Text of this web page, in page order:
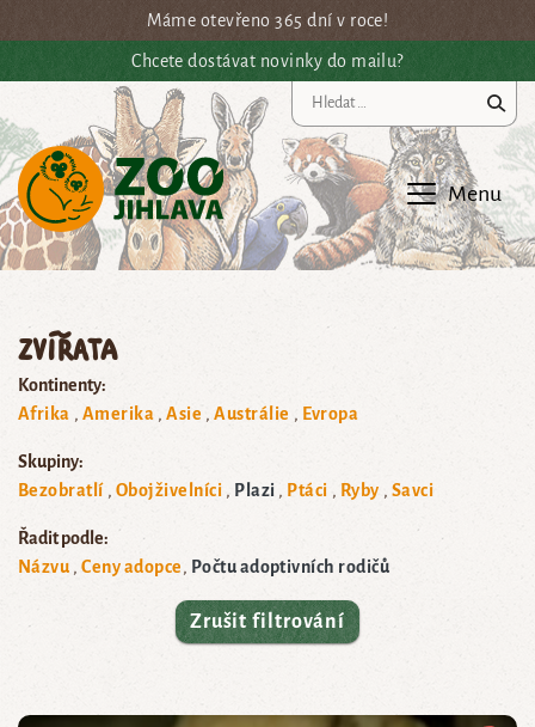
Přejít na hlavní obsahMáme otevřeno 365 dní v roce!
Chcete dostávat novinky do mailu?
Menu
Zvířata
Kontinenty:
Afrika
Amerika Asie Austrálie Evropa
Skupiny:
Bezobratlí
Obojživelníci Plazi Ptáci Ryby Savci
Řadit podle:
Názvu
Ceny adopce Počtu adoptivních rodičů
Zrušit filtrování